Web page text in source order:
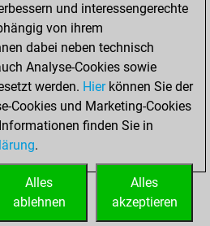
0
0
und interessengerechte
von ihrem
dabei neben technisch
Analyse-Cookies sowie
werden. Hierkönnen Sie der
Cookies und Marketing-Cookies
finden Sie in
.
Alles
akzeptieren
Alles
ablehnen